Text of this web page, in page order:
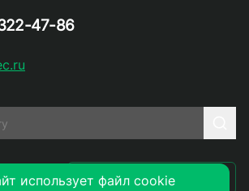
47-86
Написать письмо
использует файл cookie